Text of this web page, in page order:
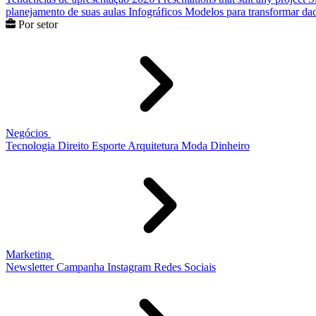
planejamento de suas aulas Infográficos Modelos para transformar
Por setor
Negócios
Tecnologia Direito Esporte Arquitetura Moda Dinheiro
Marketing
Newsletter Campanha Instagram Redes Sociais